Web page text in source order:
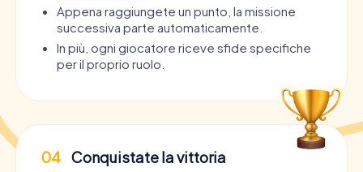
Appena raggiungete un punto, la missione
successiva parte automaticamente.
In più, ogni giocatore riceve sfide specifiche
per il proprio ruolo.
04 Conquistate la vittoria